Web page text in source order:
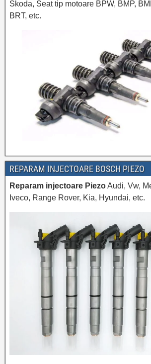
Skoda, Seat tip motoare BPW, BMP,
BRT, etc.
REPARAM INJECTOARE BOSCH PIEZO
Reparam injectoare PiezoAudi, Vw,
Iveco, Range Rover, Kia, Hyundai, etc.